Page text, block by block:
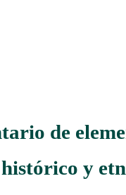
de
histórico y